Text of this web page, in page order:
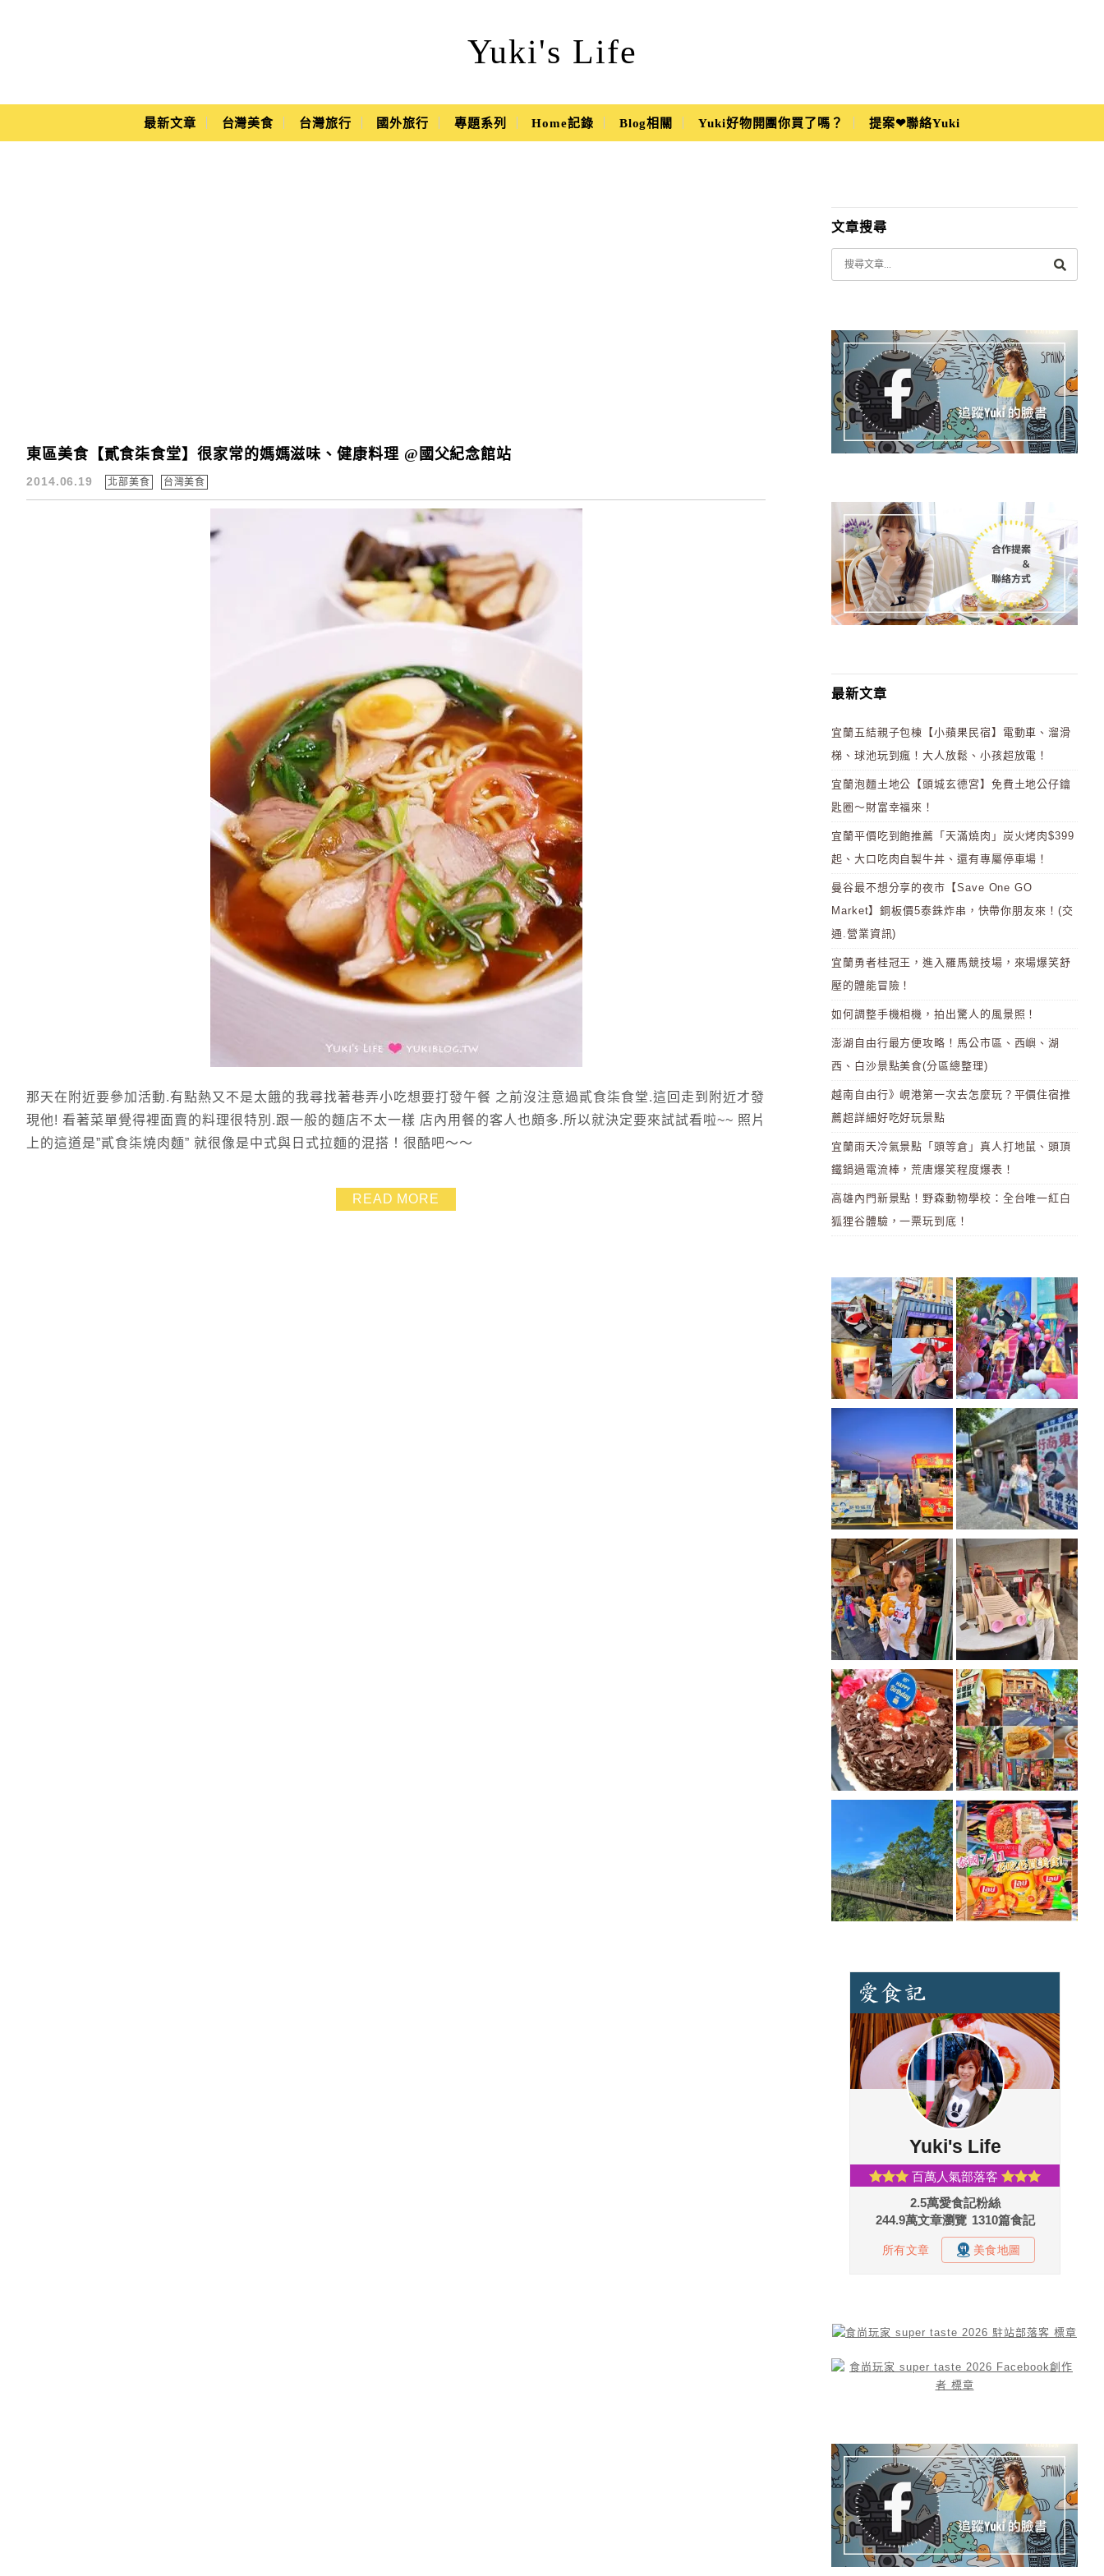
Yuki's Life
Yuki's Life
Main Menu
最新文章 台灣美食 台灣旅行 國外旅行 專題系列 Home記錄 Blog相關 Yuki好物開團你買了嗎？ 提案❤聯絡Yuki
東區美食【貳食柒食堂】很家常的媽媽滋味、健康料理 @國父紀念館站
2014.06.19 北部美食 台灣美食
那天在附近要參加活動.有點熱又不是太餓的我尋找著巷弄小吃想要打發午餐 之前沒注意過貳食柒食堂.這回走到附近才發
現他! 看著菜單覺得裡面賣的料理很特別.跟一般的麵店不太一樣 店內用餐的客人也頗多.所以就決定要來試試看啦~~ 照片
上的這道是”貳食柒燒肉麵” 就很像是中式與日式拉麵的混搭！很酷吧～～
READ MORE
文章搜尋
最新文章
宜蘭五結親子包棟【小蘋果民宿】電動車、溜滑
梯、球池玩到瘋！大人放鬆、小孩超放電！
宜蘭泡麵土地公【頭城玄德宮】免費土地公仔鑰
匙圈～財富幸福來！
宜蘭平價吃到飽推薦「天滿燒肉」炭火烤肉$399
起、大口吃肉自製牛丼、還有專屬停車場！
曼谷最不想分享的夜市【Save One GO
Market】銅板價5泰銖炸串，快帶你朋友來！(交
通.營業資訊)
宜蘭勇者桂冠王，進入羅馬競技場，來場爆笑舒
壓的體能冒險！
如何調整手機相機，拍出驚人的風景照！
澎湖自由行最方便攻略！馬公市區、西嶼、湖
西、白沙景點美食(分區總整理)
越南自由行》峴港第一次去怎麼玩？平價住宿推
薦超詳細好吃好玩景點
宜蘭雨天冷氣景點「頭等倉」真人打地鼠、頭頂
鐵鍋過電流棒，荒唐爆笑程度爆表！
高雄內門新景點！野森動物學校：全台唯一紅白
狐狸谷體驗，一票玩到底！